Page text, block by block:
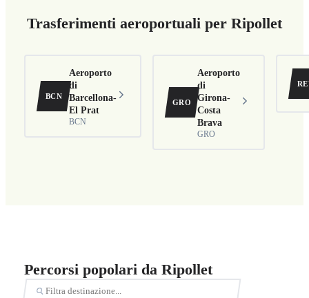
Trasferimenti aeroportuali per Ripollet
BCN
Aeroporto
di
Barcellona-
El Prat
BCN
GRO
Aeroporto
di
Girona-
Costa
Brava
GRO
Percorsi popolari da Ripollet